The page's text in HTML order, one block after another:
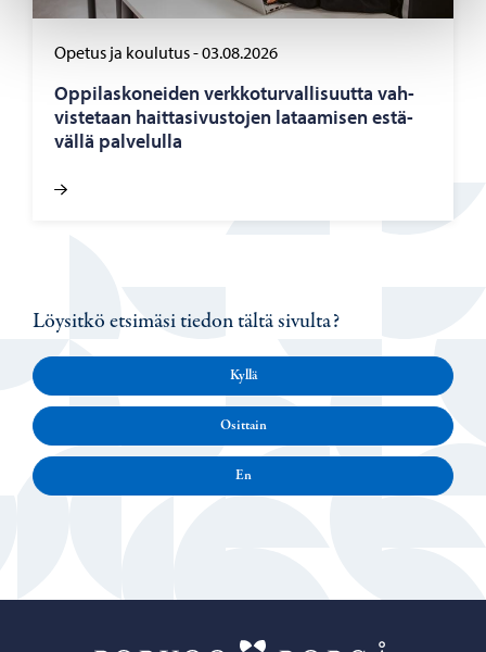
Opetus ja koulutus-03.08.2026
Op­pi­las­ko­nei­den verk­ko­tur­val­li­suut­ta vah­
vis­te­taan hait­ta­si­vus­to­jen la­taa­mi­sen es­tä­
väl­lä pal­ve­lul­la
Löysitkö etsimäsi tiedon tältä sivulta?
Kyllä
Osittain
En